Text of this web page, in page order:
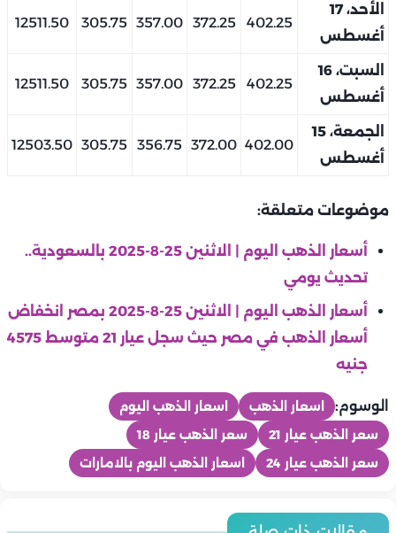
الأحد، 17
أغسطس
402.25
372.25
357.00
305.75
12511.50
السبت، 16
أغسطس
402.25
372.25
357.00
305.75
12511.50
الجمعة، 15
أغسطس
402.00
372.00
356.75
305.75
12503.50
موضوعات متعلقة:
أسعار الذهب اليوم | الاثنين 25-8-2025 بالسعودية..
تحديث يومي
أسعار الذهب اليوم | الاثنين 25-8-2025 بمصر انخفاض
أسعار الذهب في مصر حيث سجل عيار 21 متوسط 4575
جنيه
الوسوم: اسعار الذهب
اسعار الذهب اليوم
سعر الذهب عيار 21
سعر الذهب عيار 18
سعر الذهب عيار 24
اسعار الذهب اليوم بالامارات
في ذكرى وفاتها.. حادث دراجة غير مشية هند رستم ومنحها لقب
منوعات